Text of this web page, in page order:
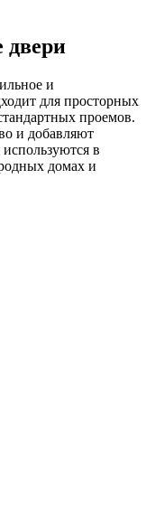
и
для просторных
проемов.
и добавляют
в
домах и